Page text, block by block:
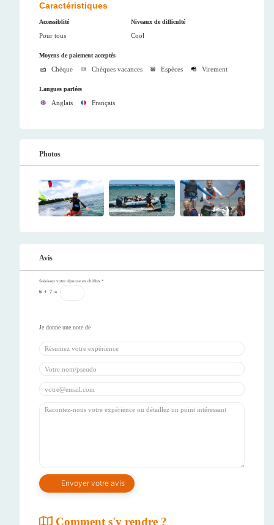
Caractéristiques
Accessiblité
Pour tous
Niveaux de difficulté
Cool
Moyens de paiement acceptés
Chèque Chèques vacances Espèces Virement
Langues parlées
Anglais Français
Photos
Avis
Saisissez votre réponse en chiffres *
6 + 7 =
Comment s'y rendre ?